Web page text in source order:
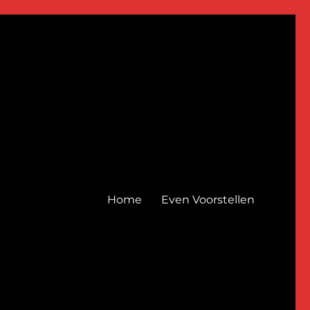
Home Even Voorstellen